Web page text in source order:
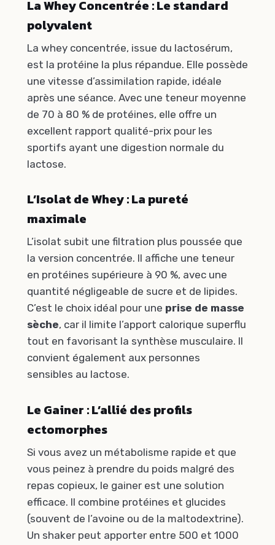
La Whey Concentrée : Le standard
polyvalent
La whey concentrée, issue du lactosérum,
est la protéine la plus répandue. Elle possède
une vitesse d’assimilation rapide, idéale
après une séance. Avec une teneur moyenne
de 70 à 80 % de protéines, elle offre un
excellent rapport qualité-prix pour les
sportifs ayant une digestion normale du
lactose.
L’Isolat de Whey : La pureté
maximale
L’isolat subit une filtration plus poussée que
la version concentrée. Il affiche une teneur
en protéines supérieure à 90 %, avec une
quantité négligeable de sucre et de lipides.
C’est le choix idéal pour une prise de masse
sèche, car il limite l’apport calorique superflu
tout en favorisant la synthèse musculaire. Il
convient également aux personnes
sensibles au lactose.
Le Gainer : L’allié des profils
ectomorphes
Si vous avez un métabolisme rapide et que
vous peinez à prendre du poids malgré des
repas copieux, le gainer est une solution
efficace. Il combine protéines et glucides
(souvent de l’avoine ou de la maltodextrine).
Un shaker peut apporter entre 500 et 1000